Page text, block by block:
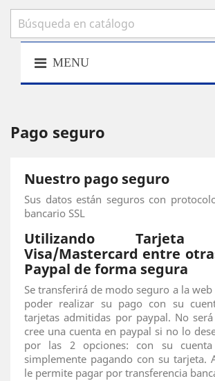
MENU
Pago seguro
Nuestro pago seguro
Sus datos están seguros con
bancario SSL
Utilizando Tarjeta
Visa/Mastercard entre
Paypal de forma segura
Se transferirá de modo seguro a la
poder realizar su pago con su
tarjetas admitidas por paypal. No
cree una cuenta en paypal si no lo
por las 2 opciones: con su
simplemente pagando con su tarjeta.
le permite pagar por transferencia